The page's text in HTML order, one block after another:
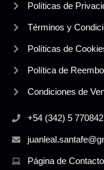
Políticas de
Términos y
Políticas de
Política de
Condiciones de
+54 (342) 5 770842
Página de Contacto